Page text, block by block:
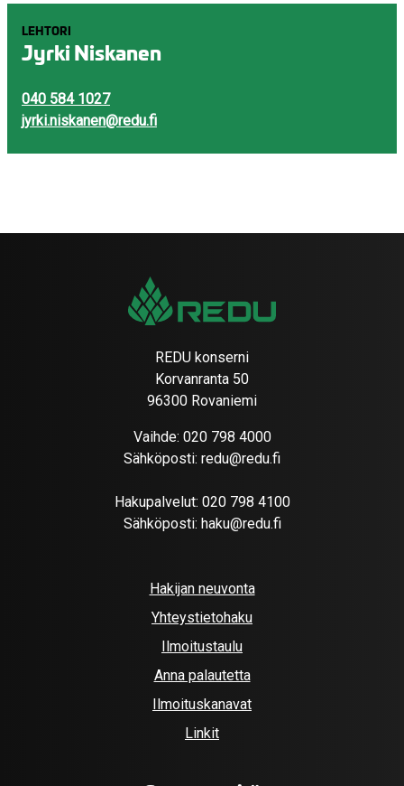
LEHTORI
Jyrki Niskanen
040 584 1027
jyrki.niskanen@redu.fi
REDU konserni
Korvanranta 50
96300 Rovaniemi
Vaihde: 020 798 4000
Sähköposti: redu@redu.fi
Hakupalvelut: 020 798 4100
Sähköposti: haku@redu.fi
Hakijan neuvonta
Yhteystietohaku
Ilmoitustaulu
Anna palautetta
Ilmoituskanavat
Linkit